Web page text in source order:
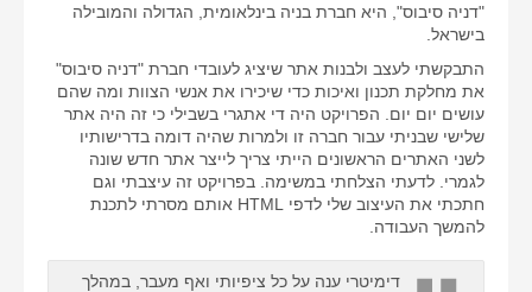
"דניה סיבוס", היא חברת בניה בינלאומית, הגדולה והמובילה
בישראל.
התבקשתי לעצב ולבנות אתר שיציג לעובדי חברת "דניה סיבוס"
את מחלקת תכנון ואיכות כדי שיכירו את אנשי הצוות ומה שהם
עושים יום יום. הפרויקט היה די אתגרי בשבילי כי זה היה אתר
שלישי שבניתי עבור חברה זו ולמרות שהיה דומה בדרישותיו
לשני האתרים הראשונים הייתי צריך לייצר אתר חדש שונה
לגמרי. לדעתי הצלחתי במשימה. בפרויקט זה עיצבתי וגם
חתכתי את העיצוב שלי לדפי HTML אותם מסרתי לתכנת
להמשך העבודה.
דימיטרי ענה על כל ציפיותי ואף מעבר, במהלך